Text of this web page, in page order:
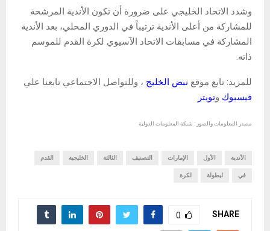
وشدد الاتحاد الخليجي على ضرورة أن تكون الأندية المرشحة
للمشاركة من أعلى الأندية ترتيباً في الدوري المحلي، بعد الأندية
المشاركة في مسابقات الاتحاد الآسيوي لكرة القدم للموسم
ذاته.
للمزيد: تابع موقع نبض الخليج ، وللتواصل الاجتماعي تابعنا علي
فيسبوك وتويتر
مصدر المعلومات والصور : شبكة المعلومات الدولية
الأندية الأول الإمارات التصنيف الثالثة الخليجية القدم
في لبطولة لكرة
SHARE
0